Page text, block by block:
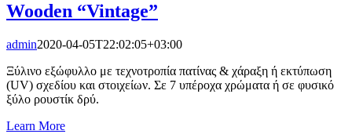
Wooden “Vintage”
admin2020-04-05T22:02:05+03:00
Ξύλινο εξώφυλλο με τεχνοτροπία πατίνας & χάραξη ή εκτύπωση
(UV) σχεδίου και στοιχείων. Σε 7 υπέροχα χρώματα ή σε φυσικό
ξύλο ρουστίκ δρύ.
Learn More